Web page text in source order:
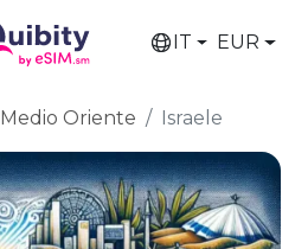
IT EUR
Medio Oriente Israele